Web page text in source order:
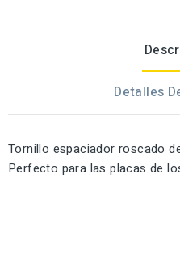
Detalles
Tornillo espaciador roscado
Perfecto para las placas de